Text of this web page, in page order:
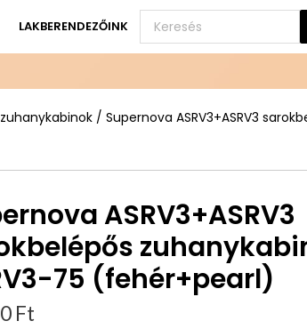
LAKBERENDEZŐINK
/ Supernova ASRV3+ASRV3
ASRV3+ASRV3
75 (fehér+pearl)
Ft